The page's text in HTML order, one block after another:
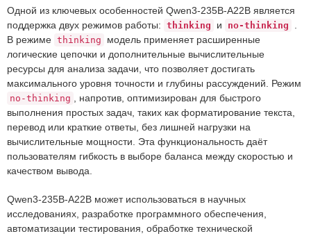
Одной из ключевых особенностей Qwen3-235B-A22B является
поддержка двух режимов работы: thinking и no-thinking
В режиме thinking
модель применяет расширенные
логические цепочки и дополнительные вычислительные
ресурсы для анализа задачи, что позволяет достигать
максимального уровня точности и глубины рассуждений. Режим
no-thinking
, напротив, оптимизирован для быстрого
выполнения простых задач, таких как форматирование текста,
перевод или краткие ответы, без лишней нагрузки на
вычислительные мощности. Эта функциональность даёт
пользователям гибкость в выборе баланса между скоростью и
качеством вывода.
Qwen3-235B-A22B может использоваться в научных
исследованиях, разработке программного обеспечения,
автоматизации тестирования, обработке технической